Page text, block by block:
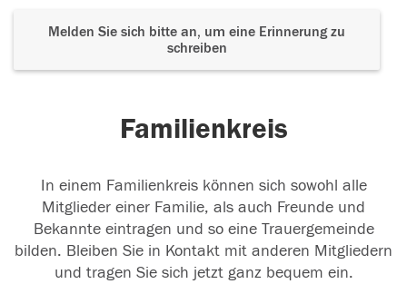
Melden Sie sich bitte an, um eine Erinnerung zu
schreiben
Familienkreis
In einem Familienkreis können sich sowohl alle
Mitglieder einer Familie, als auch Freunde und
Bekannte eintragen und so eine Trauergemeinde
bilden. Bleiben Sie in Kontakt mit anderen Mitgliedern
und tragen Sie sich jetzt ganz bequem ein.